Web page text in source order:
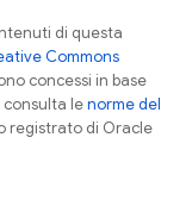
di questa
Commons
concessi in base
consulta lenorme del
registrato di Oracle